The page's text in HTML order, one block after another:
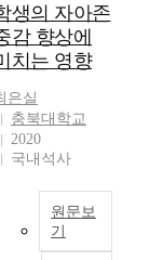
생의 자아존
감 향상에
치는 영향
은실
충북대학교
2020
국내석사
원문보
기